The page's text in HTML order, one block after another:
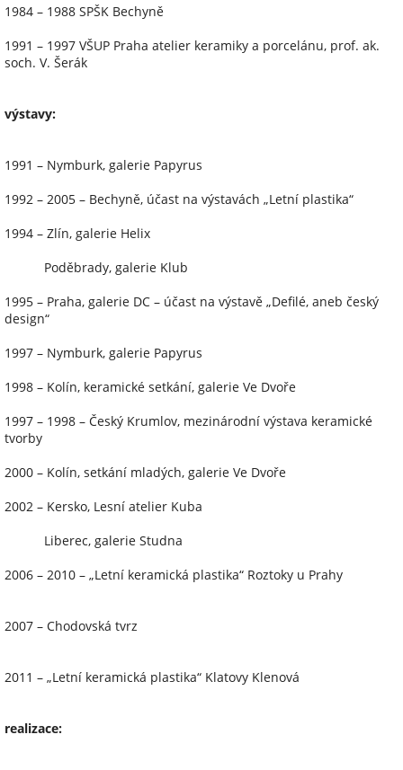
1984 – 1988 SPŠK Bechyně
1991 – 1997 VŠUP Praha atelier keramiky a porcelánu, prof. ak.
soch. V. Šerák
výstavy:
1991 – Nymburk, galerie Papyrus
1992 – 2005 – Bechyně, účast na výstavách „Letní plastika“
1994 – Zlín, galerie Helix
Poděbrady, galerie Klub
1995 – Praha, galerie DC – účast na výstavě „Defilé, aneb český
design“
1997 – Nymburk, galerie Papyrus
1998 – Kolín, keramické setkání, galerie Ve Dvoře
1997 – 1998 – Český Krumlov, mezinárodní výstava keramické
tvorby
2000 – Kolín, setkání mladých, galerie Ve Dvoře
2002 – Kersko, Lesní atelier Kuba
Liberec, galerie Studna
2006 – 2010 – „Letní keramická plastika“ Roztoky u Prahy
2007 – Chodovská tvrz
2011 – „Letní keramická plastika“ Klatovy Klenová
realizace: